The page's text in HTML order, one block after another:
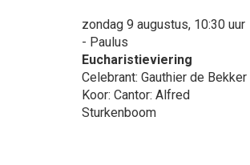
zondag 9 augustus, 10:30 uur
- Paulus
Eucharistieviering
Celebrant: Gauthier de Bekker
Koor: Cantor: Alfred
Sturkenboom